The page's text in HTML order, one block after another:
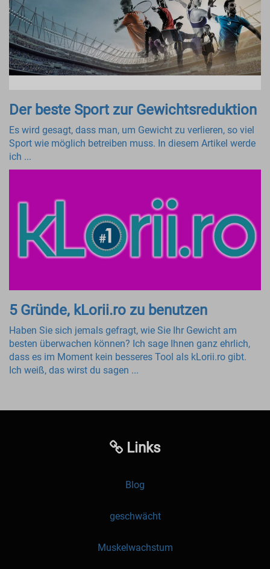
Der beste Sport zur Gewichtsreduktion
Es wird gesagt, dass man, um Gewicht zu verlieren, so viel
Sport wie möglich betreiben muss. In diesem Artikel werde
ich ...
5 Gründe, kLorii.ro zu benutzen
Haben Sie sich jemals gefragt, wie Sie Ihr Gewicht am
besten überwachen können? Ich sage Ihnen ganz ehrlich,
dass es im Moment kein besseres Tool als kLorii.ro gibt.
Ich weiß, das wirst du sagen ...
Links
Blog
geschwächt
Muskelwachstum